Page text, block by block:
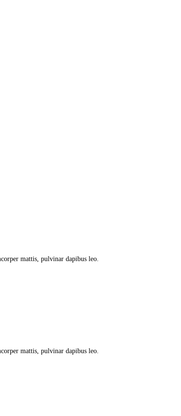
mattis, pulvinar dapibus leo.
mattis, pulvinar dapibus leo.